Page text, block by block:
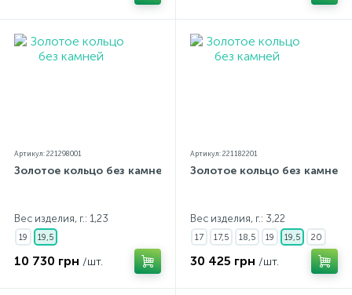
Артикул: 221298001
Золотое кольцо без камней
Вес изделия, г.: 1,23
19 19,5
10 730 грн /шт.
Артикул: 221182201
Золотое кольцо без камней
Вес изделия, г.: 3,22
17 17,5 18,5 19 19,5 20
30 425 грн /шт.